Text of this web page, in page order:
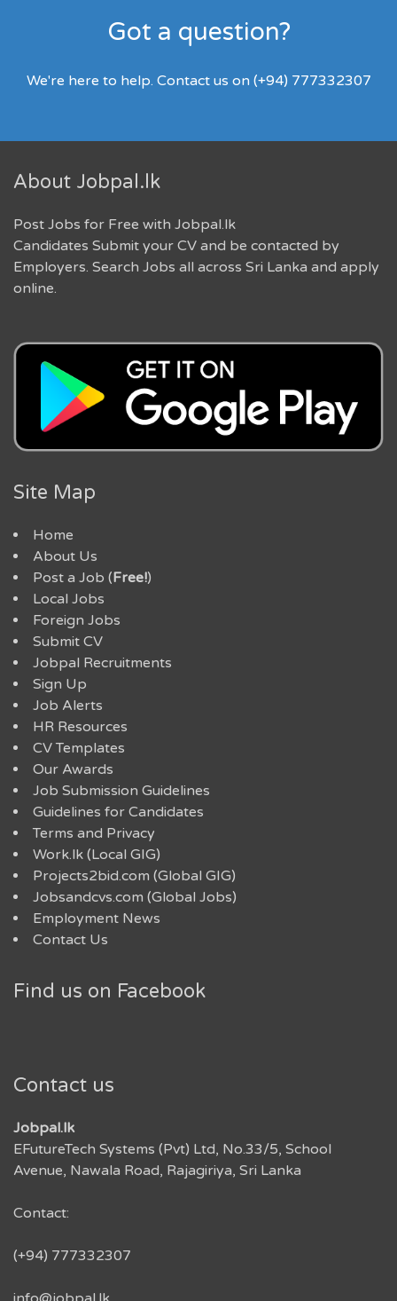
Got a question?
We're here to help. Contact us on (+94) 777332307
About Jobpal.lk
Post Jobs for Free with Jobpal.lk
Candidates Submit your CV and be contacted by
Employers. Search Jobs all across Sri Lanka and apply
online.
Site Map
Home
About Us
Post a Job (Free!)
Local Jobs
Foreign Jobs
Submit CV
Jobpal Recruitments
Sign Up
Job Alerts
HR Resources
CV Templates
Our Awards
Job Submission Guidelines
Guidelines for Candidates
Terms and Privacy
Work.lk (Local GIG)
Projects2bid.com (Global GIG)
Jobsandcvs.com (Global Jobs)
Employment News
Contact Us
Find us on Facebook
Contact us
Jobpal.lk
EFutureTech Systems (Pvt) Ltd, No.33/5, School
Avenue, Nawala Road, Rajagiriya, Sri Lanka
Contact:
(+94) 777332307